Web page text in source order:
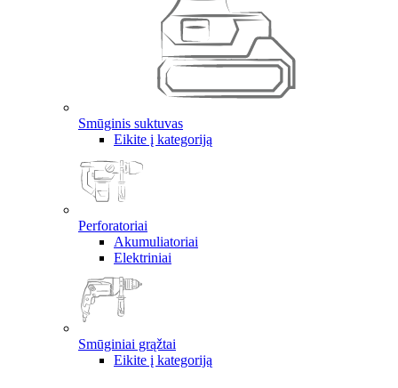
Smūginis suktuvas
Eikite į kategoriją
Perforatoriai
Akumuliatoriai
Elektriniai
Smūginiai grąžtai
Eikite į kategoriją